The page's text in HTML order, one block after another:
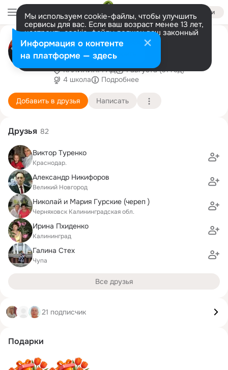
Войти
Мы используем cookie-файлы, чтобы улучшить
сервисы для вас. Если ваш возраст менее 13 лет,
настроить cookie-файлы должен ваш законный
представитель. Больше информации
Разрешить все Настроить
Валерий Татьяна
Паршиновы(Журавлева)
КАЛИНИНГРАД
1 августа (61 год)
4 школа
Подробнее
Добавить в друзья Написать
Друзья 82
Виктор Туренко
Краснодар.
Александр Никифоров
Великий Новгород
Николай и Мария Гурские (череп )
Черняховск Калининградская обл.
Ирина Пхиденко
Калининград
Галина Стех
Чупа
Все друзья
21 подписчик
Подарки
Информация о контенте
на платформе — здесь